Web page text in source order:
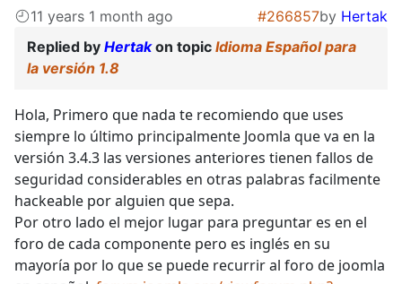
11 years 1 month ago #266857by Hertak
Replied by Hertakon topic Idioma Español para
la versión 1.8
Hola, Primero que nada te recomiendo que uses
siempre lo último principalmente Joomla que va en la
versión 3.4.3 las versiones anteriores tienen fallos de
seguridad considerables en otras palabras facilmente
hackeable por alguien que sepa.
Por otro lado el mejor lugar para preguntar es en el
foro de cada componente pero es inglés en su
mayoría por lo que se puede recurrir al foro de joomla